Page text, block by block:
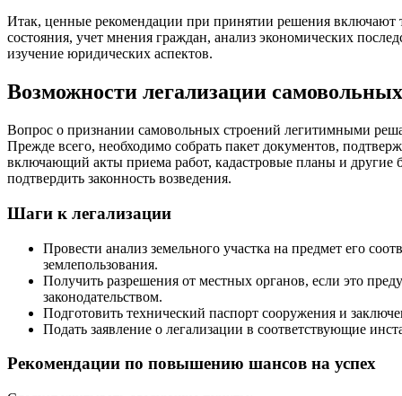
Итак, ценные рекомендации при принятии решения включают
состояния, учет мнения граждан, анализ экономических
изучение юридических аспектов.
Возможности легализации
Вопрос о признании самовольных строений легитимными
Прежде всего, необходимо собрать пакет документов,
включающий акты приема работ, кадастровые планы и другие
подтвердить законность возведения.
Шаги к легализации
Провести анализ земельного участка на предмет его
землепользования.
Получить разрешения от местных органов, если это
законодательством.
Подготовить технический паспорт сооружения и
Подать заявление о легализации в соответствующие
Рекомендации по повышению шансов на успех